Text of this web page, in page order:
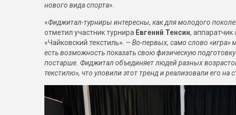
нового вида спорта».
«Фиджитал-турниры интересны, как для молодого
отметил участник турнира Евгений Тенсин,
«Чайковский текстиль». – Во-первых, само слово
есть возможность показать свою физическую
постарше. Фиджитал объединяет людей разных
текстилю», что уловили этот тренд и реализовали его на